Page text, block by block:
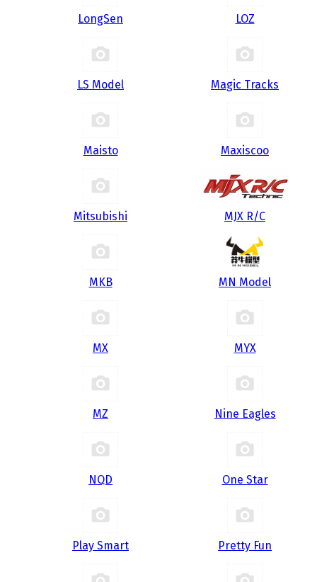
LongSen LOZ
LS Model Magic Tracks
Maisto Maxiscoo
Mitsubishi MJX R/C
MKB MN Model
MX MYX
MZ Nine Eagles
NQD One Star
Play Smart Pretty Fun